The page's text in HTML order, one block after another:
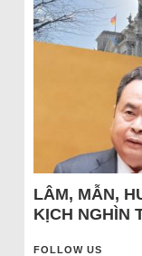
LÂM, MẪN,
KỊCH NGHÌN
FOLLOW US